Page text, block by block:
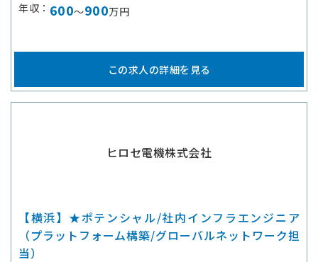
年収
600～900万円
この求人の詳細を見る
ヒロセ電機株式会社
【横浜】★ポテンシャル/社内インフラエンジニア
（プラットフォーム構築/グローバルネットワーク担
当）